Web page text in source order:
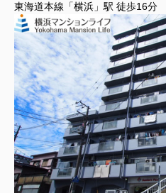
東海道本線「横浜」駅 徒歩16分